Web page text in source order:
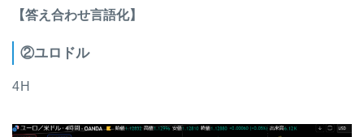
【答え合わせ言語化】
②ユロドル
4H